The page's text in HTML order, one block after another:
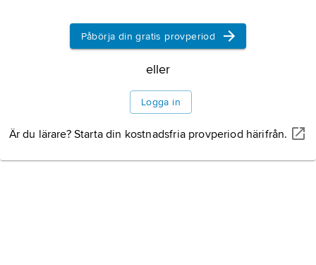
Påbörja din gratis provperiod
eller
Logga in
Är du lärare? Starta din kostnadsfria provperiod härifrån.